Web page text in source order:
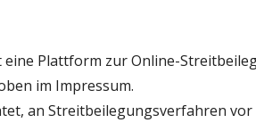
Plattform zur Online-
im Impressum.
an Streitbeilegungsverfahren